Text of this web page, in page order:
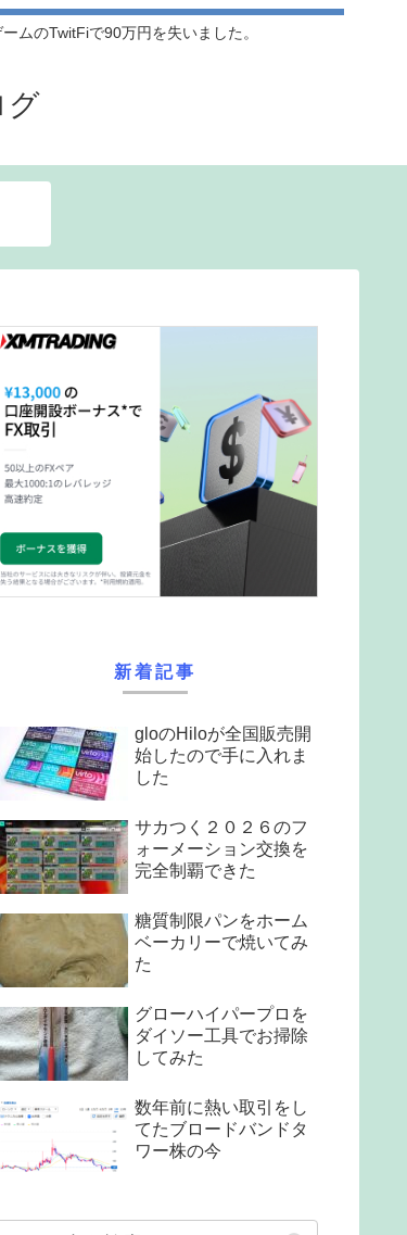
ムのTwitFiで90万円を失いました。
グ
新着記事
gloのHiloが全国販売開
始したので手に入れま
した
サカつく２０２６のフ
ォーメーション交換を
完全制覇できた
糖質制限パンをホーム
ベーカリーで焼いてみ
た
グローハイパープロを
ダイソー工具でお掃除
してみた
数年前に熱い取引をし
てたブロードバンドタ
ワー株の今